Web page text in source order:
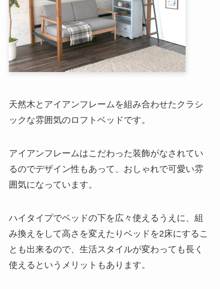
天然木とアイアンフレームを組み合わせたクラシ
ックな雰囲気のロフトベッドです。
アイアンフレームはこだわった装飾がなされてい
るのでデザイン性もあって、おしゃれで可愛い雰
囲気になっています。
ハイタイプでベッドの下を広々使えるうえに、組
み換えをして高さを変えたりベッドを2床にするこ
とも出来るので、生活スタイルが変わっても長く
使えるというメリットもあります。